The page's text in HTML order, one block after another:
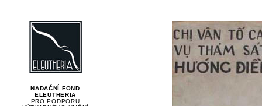
NADAČNÍ FOND
ELEUTHERIA
PRO PODPORU